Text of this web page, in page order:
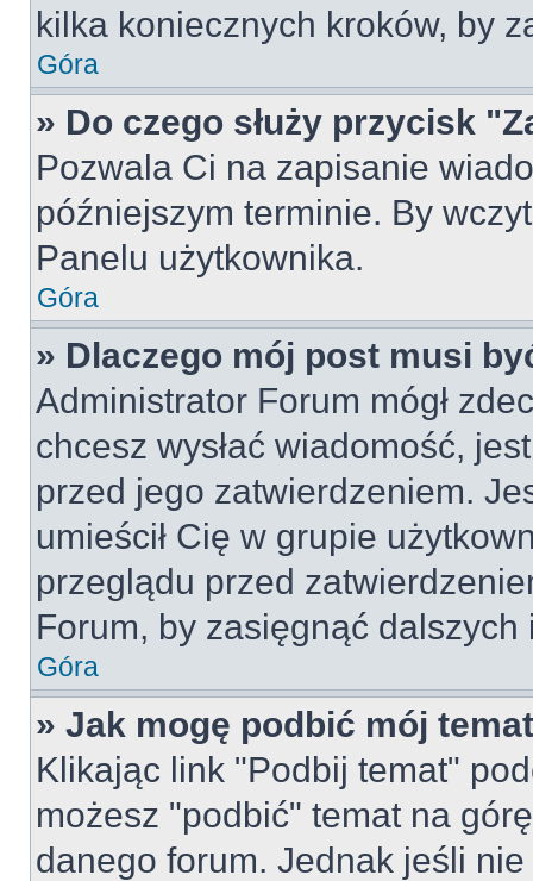
kilka koniecznych kroków, by
Góra
» Do czego służy przycisk
Pozwala Ci na zapisanie
późniejszym terminie. By
Panelu użytkownika.
Góra
» Dlaczego mój post musi
Administrator Forum mógł
chcesz wysłać wiadomość,
przed jego zatwierdzeniem.
umieścił Cię w grupie
przeglądu przed
Forum, by zasięgnąć dalszych
Góra
» Jak mogę podbić mój
Klikając link "Podbij temat"
możesz "podbić" temat na
danego forum. Jednak jeśli